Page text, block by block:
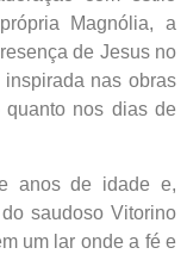
Magnólia, a
de Jesus no
inspirada nas obras
nos dias de
anos de idade e,
saudoso Vitorino
um lar onde a fé e